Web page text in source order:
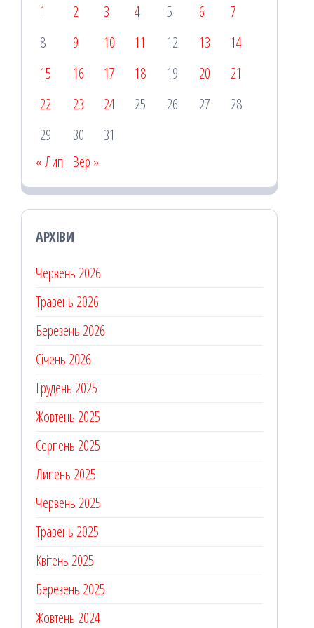
1
2 3 4 5 6
7
8
9 10 11 12 13
14
15
16 17 18 19 20
21
22
23 24 25 26 27
28
29
30
31
« Лип Вер »
АРХІВИ
Червень 2026
Травень 2026
Березень 2026
Січень 2026
Грудень 2025
Жовтень 2025
Серпень 2025
Липень 2025
Червень 2025
Травень 2025
Квітень 2025
Березень 2025
Жовтень 2024